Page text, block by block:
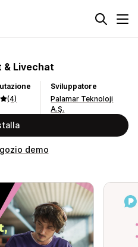
& Livechat
(4)
Sviluppatore
Palamar Teknoloji
A.Ş.
demo